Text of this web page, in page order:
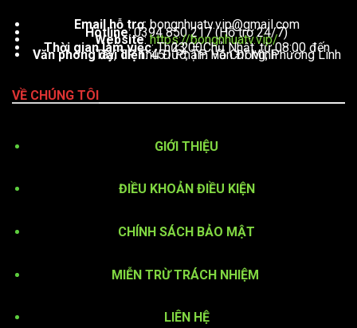
Email hỗ trợ:bongnhuatv.vip@gmail.com
Hotline: 0394 850 217 (Hỗ trợ 24/7)
Website:https://bongnhuatv.vip/
Thời gian làm việc : Thứ 2 – Chủ Nhật, từ 08:00 đến 23:00
Văn phòng đại diện: 451 Phạm Văn Đồng, Phường Linh Tây, TP. Thủ Đức, TP. Hồ Chí Minh
VỀ CHÚNG TÔI
GIỚI THIỆU
ĐIỀU KHOẢN ĐIỀU KIỆN
CHÍNH SÁCH BẢO MẬT
MIỄN TRỪ TRÁCH NHIỆM
LIÊN HỆ